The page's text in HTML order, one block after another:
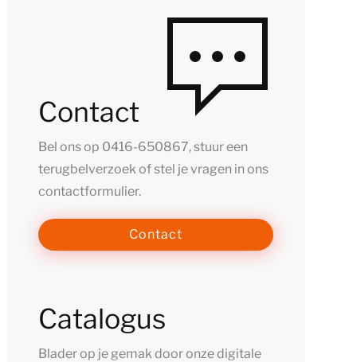
Contact
Bel ons op 0416-650867, stuur een
terugbelverzoek of stel je vragen in ons
contactformulier.
Contact
Catalogus
Blader op je gemak door onze digitale